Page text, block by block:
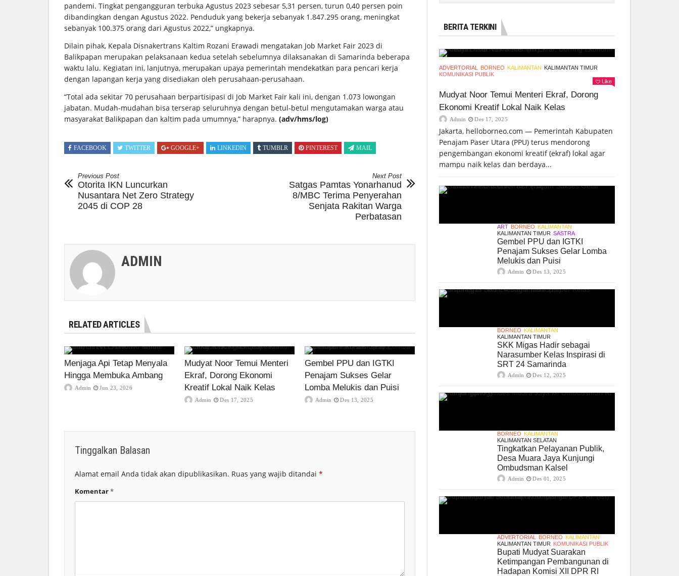
pandemi. Tingkat pengangguran terbuka Agustus 2023 sebesar 5,31 persen, turun 0,40 persen poin
dibandingkan dengan Agustus 2022. Penduduk yang bekerja sebanyak 1.847.295 orang, meningkat
sebanyak 100.375 orang dari Agustus 2022,” ungkapnya.
Dilain pihak, Kepala Disnakertrans Kaltim Rozani Erawadi mengatakan Job Market Fair 2023 di
Balikpapan merupakan pelaksanaan kedua setelah sebelumnya dilaksanakan di Samarinda beberapa
waktu lalu. Kegiatan ini, lanjutnya, merupakan upaya pemerintah mendekatkan para pencari kerja
dengan lapangan kerja yang disediakan oleh perusahaan-perusahaan.
“Total ada sekitar 70 perusahaan berpartisipasi di Job Market Fair kali ini, dengan 1.073 lowongan
jabatan. Mudah-mudahan bisa terserap seluruhnya dengan betul-betul mengutamakan warga atau
masyarakat Balikpapan dan kaltim pada umumnya,” harapnya. (adv/hms/log)
FACEBOOK TWITTER GOOGLE+ LINKEDIN TUMBLR PINTEREST MAIL
Previous Post
Otorita IKN Luncurkan
Nusantara Net Zero Strategy
2045 di COP 28
Next Post
Satgas Pamtas Yonarhanud
8/MBC Terima Penyerahan
Senjata Rakitan Warga
Perbatasan
ADMIN
RELATED ARTICLES
Menjaga Api Tetap Menyala
Hingga Membuka Ambang
Admin Jun 23, 2026
Mudyat Noor Temui Menteri
Ekraf, Dorong Ekonomi
Kreatif Lokal Naik Kelas
Admin Des 17, 2025
Gembel PPU dan IGTKI
Penajam Sukses Gelar
Lomba Melukis dan Puisi
Admin Des 13, 2025
Tinggalkan Balasan
Alamat email Anda tidak akan dipublikasikan. Ruas yang wajib ditandai *
Komentar*
BERITA TERKINI
ADVERTORIAL BORNEO KALIMANTAN KALIMANTAN TIMUR
KOMUNIKASI PUBLIK
Like
Mudyat Noor Temui Menteri Ekraf, Dorong
Ekonomi Kreatif Lokal Naik Kelas
Admin Des 17, 2025
Jakarta, helloborneo.com — Pemerintah Kabupaten
Penajam Paser Utara (PPU) terus mendorong
pengembangan ekonomi kreatif (ekraf) lokal agar
mampu naik kelas dan berdaya...
ART BORNEO KALIMANTAN
KALIMANTAN TIMUR SASTRA
Gembel PPU dan IGTKI
Penajam Sukses Gelar Lomba
Melukis dan Puisi
Admin Des 13, 2025
BORNEO KALIMANTAN
KALIMANTAN TIMUR
SKK Migas Hadir sebagai
Narasumber Kelas Inspirasi di
SRT 24 Samarinda
Admin Des 12, 2025
BORNEO KALIMANTAN
KALIMANTAN SELATAN
Tingkatkan Pelayanan Publik,
Desa Muara Jaya Kunjungi
Ombudsman Kalsel
Admin Des 01, 2025
ADVERTORIAL BORNEO KALIMANTAN
KALIMANTAN TIMUR KOMUNIKASI PUBLIK
Bupati Mudyat Suarakan
Ketimpangan Pembangunan di
Hadapan Komisi XII DPR RI